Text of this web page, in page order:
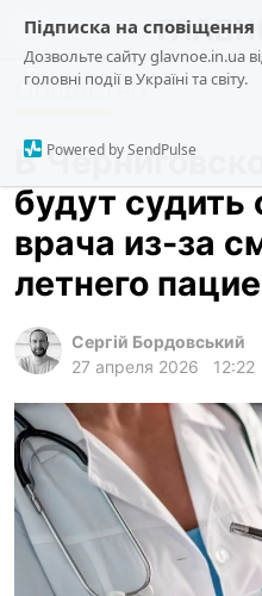
Підписка на сповіщення
Дозвольте сайту glavnoe.in.ua
головні події в Україні та світу.
Powered by SendPulse
новости
о проекте
ua ru en
Общество
В
будут судить
врача из-за
летнего
Сергій Бордовський
27 апреля 2026
12:22